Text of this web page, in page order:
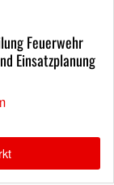
Feuerwehr
Einsatzplanung